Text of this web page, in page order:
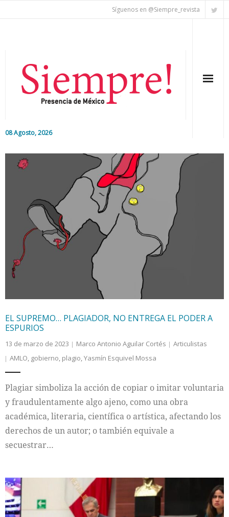
Síguenos en @Siempre_revista
08 Agosto, 2026
Nacional
Colaboradores
Internacional
EL SUPREMO… PLAGIADOR, NO ENTREGA EL PODER A
ESPURIOS
13 de marzo de 2023 Marco Antonio Aguilar Cortés
Articulistas
AMLO, gobierno, plagio,Yasmín Esquivel Mossa
Plagiar simboliza la acción de copiar o imitar voluntaria
y fraudulentamente algo ajeno, como una obra
académica, literaria, científica o artística, afectando los
derechos de un autor; o también equivale a
secuestrar…